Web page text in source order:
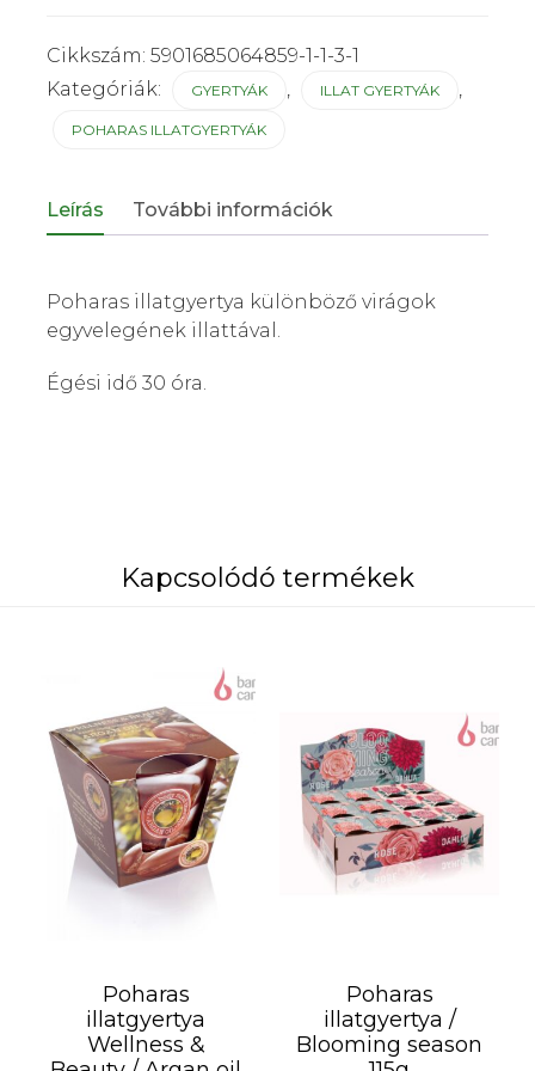
g
mennyiség
Cikkszám: 5901685064859-1-1-3-1
Kategóriák:
GYERTYÁK , ILLAT GYERTYÁK ,
POHARAS ILLATGYERTYÁK
Leírás További információk
Poharas illatgyertya különböző virágok
egyvelegének illattával.
Égési idő 30 óra.
Kapcsolódó termékek
Poharas
illatgyertya
Wellness &
Poharas
illatgyertya /
Blooming season